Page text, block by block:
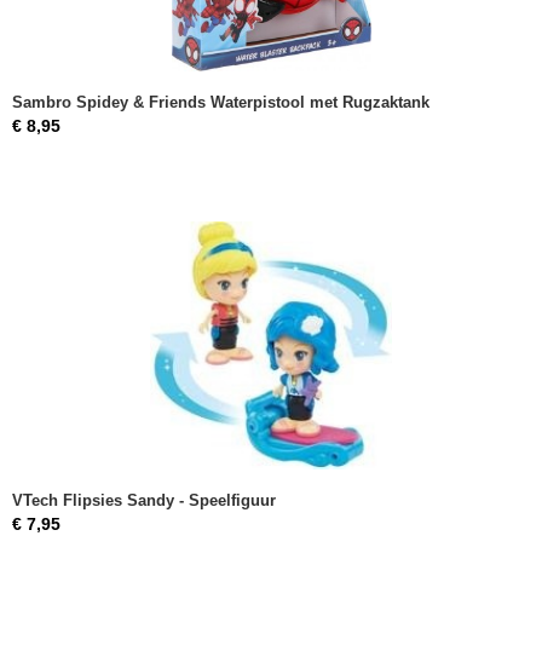
Sambro Spidey & Friends Waterpistool met Rugzaktank
€ 8,95
VTech Flipsies Sandy - Speelfiguur
€ 7,95